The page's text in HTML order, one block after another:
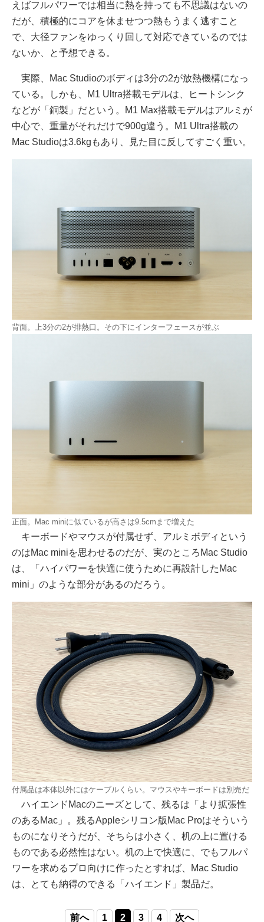
えばフルパワーでは相当に熱を持っても不思議はないの
だが、積極的にコアを休ませつつ熱もうまく逃すこと
で、大径ファンをゆっくり回して対応できているのでは
ないか、と予想できる。
実際、Mac Studioのボディは3分の2が放熱機構になっ
ている。しかも、M1 Ultra搭載モデルは、ヒートシンク
などが「銅製」だという。M1 Max搭載モデルはアルミが
中心で、重量がそれだけで900g違う。M1 Ultra搭載の
Mac Studioは3.6kgもあり、見た目に反してすごく重い。
背面。上3分の2が排熱口。その下にインターフェースが並ぶ
正面。Mac miniに似ているが高さは9.5cmまで増えた
キーボードやマウスが付属せず、アルミボディという
のはMac miniを思わせるのだが、実のところMac Studio
は、「ハイパワーを快適に使うために再設計したMac
mini」のような部分があるのだろう。
付属品は本体以外にはケーブルくらい。マウスやキーボードは別売だ
ハイエンドMacのニーズとして、残るは「より拡張性
のあるMac」。残るAppleシリコン版Mac Proはそういう
ものになりそうだが、そちらは小さく、机の上に置ける
ものである必然性はない。机の上で快適に、でもフルパ
ワーを求めるプロ向けに作ったとすれば、Mac Studio
は、とても納得のできる「ハイエンド」製品だ。
前へ 1 2 3 4 次へ